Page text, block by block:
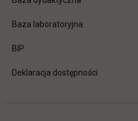
Baza laboratoryjna
BIP
Deklaracja dostępności